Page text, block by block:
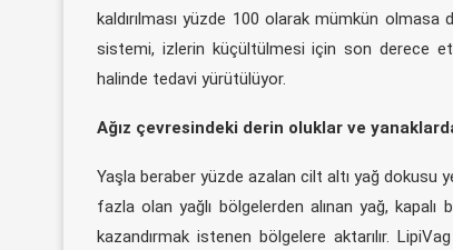
kaldırılması yüzde 100 olarak mümkün
sistemi, izlerin küçültülmesi için son derece
halinde tedavi yürütülüyor.
Ağız çevresindeki derin oluklar ve
Yaşla beraber yüzde azalan cilt altı yağ dokusu
fazla olan yağlı bölgelerden alınan yağ, kapalı
kazandırmak istenen bölgelere aktarılır.